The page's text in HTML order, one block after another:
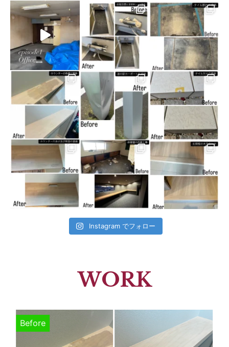
Instagram でフォロー
WORK
Before